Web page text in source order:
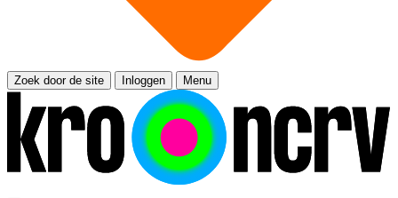
Zoek door de site Inloggen Menu